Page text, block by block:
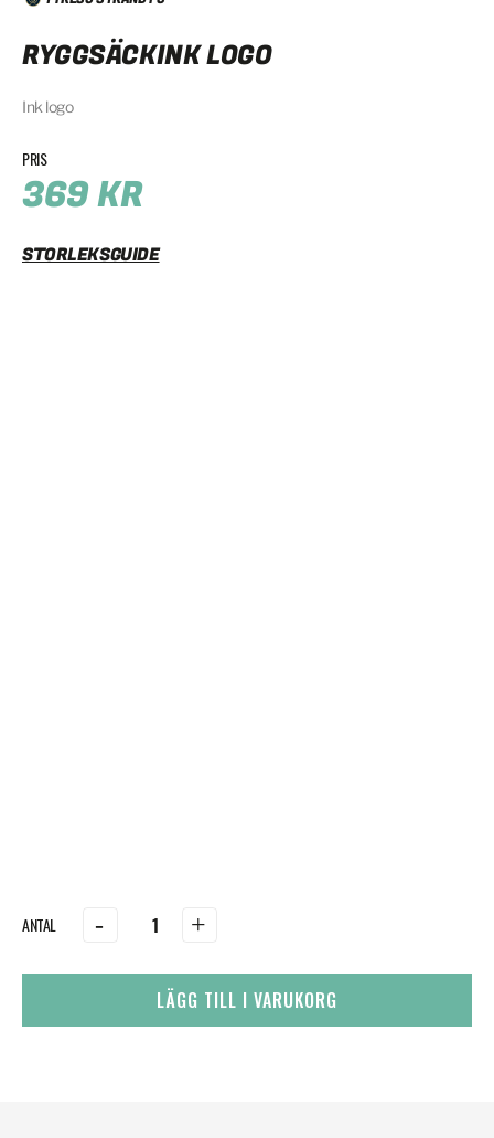
RYGGSÄCKINK LOGO
Ink logo
369KR
STORLEKSGUIDE
- +
LÄGG TILL I VARUKORG